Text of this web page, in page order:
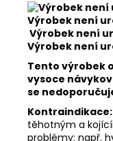
Výrobek není
Výrobek není
Tento výrobek
vysoce
se
Kontraindikace:
těhotným a
problémy: např.